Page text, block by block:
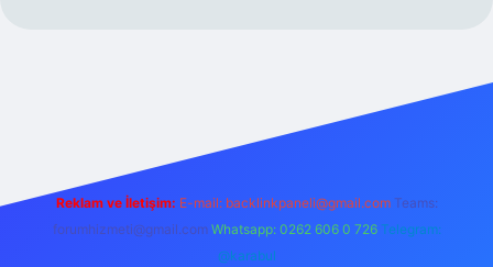
Reklam ve İletişim: E-mail: backlinkpaneli@gmail.com Teams:
forumhizmeti@gmail.com Whatsapp: 0262 606 0 726 Telegram:
@karabul